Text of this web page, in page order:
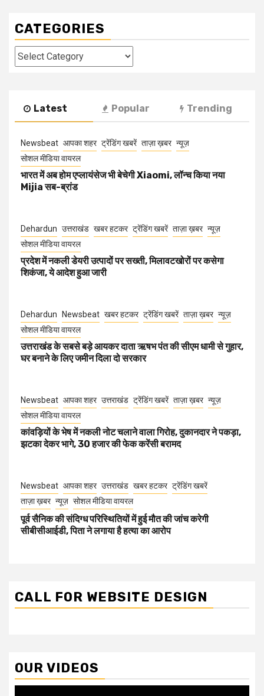
CATEGORIES
Categories
Latest Popular Trending
Newsbeat आपका शहर ट्रेंडिंग खबरें ताज़ा ख़बर न्यूज़
सोशल मीडिया वायरल
भारत में अब होम एप्लायंसेज भी बेचेगी Xiaomi, लॉन्च किया नया
Mijia सब-ब्रांड
Dehardun उत्तराखंड खबर हटकर ट्रेंडिंग खबरें ताज़ा ख़बर न्यूज़
सोशल मीडिया वायरल
प्रदेश में नकली डेयरी उत्पादों पर सख्ती, मिलावटखोरों पर कसेगा
शिकंजा, ये आदेश हुआ जारी
Dehardun Newsbeat खबर हटकर ट्रेंडिंग खबरें ताज़ा ख़बर न्यूज़
सोशल मीडिया वायरल
उत्तराखंड के सबसे बड़े आयकर दाता ऋषभ पंत की सीएम धामी से गुहार,
घर बनाने के लिए जमीन दिला दो सरकार
Newsbeat आपका शहर उत्तराखंड ट्रेंडिंग खबरें ताज़ा ख़बर न्यूज़
सोशल मीडिया वायरल
कांवड़ियों के भेष में नकली नोट चलाने वाला गिरोह, दुकानदार ने पकड़ा,
झटका देकर भागे, 30 हजार की फेक करेंसी बरामद
Newsbeat आपका शहर उत्तराखंड खबर हटकर ट्रेंडिंग खबरें
ताज़ा ख़बर न्यूज़ सोशल मीडिया वायरल
पूर्व सैनिक की संदिग्ध परिस्थितियों में हुई मौत की जांच करेगी
सीबीसीआईडी, पिता ने लगाया है हत्या का आरोप
CALL FOR WEBSITE DESIGN
OUR VIDEOS